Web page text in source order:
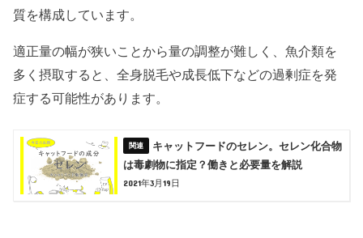
質を構成しています。
適正量の幅が狭いことから量の調整が難しく、魚介類を
多く摂取すると、全身脱毛や成長低下などの過剰症を発
症する可能性があります。
キャットフードのセレン。セレン化合物
は毒劇物に指定？働きと必要量を解説
2021年3月19日